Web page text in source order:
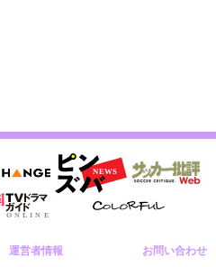
運営者情報 お問い合わせ